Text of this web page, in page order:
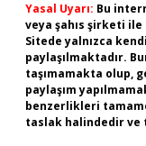
Yasal Uyarı: Bu
veya şahıs şirketi
Sitede yalnızca
paylaşılmaktadır.
taşımamakta olup,
paylaşım
benzerlikleri
taslak halindedir ve